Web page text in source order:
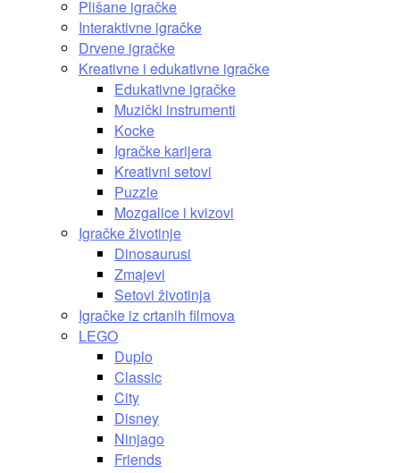
Plišane igračke
Interaktivne igračke
Drvene igračke
Kreativne i edukativne igračke
Edukativne igračke
Muzički instrumenti
Kocke
Igračke karijera
Kreativni setovi
Puzzle
Mozgalice i kvizovi
Igračke životinje
Dinosaurusi
Zmajevi
Setovi životinja
Igračke iz crtanih filmova
LEGO
Duplo
Classic
City
Disney
Ninjago
Friends